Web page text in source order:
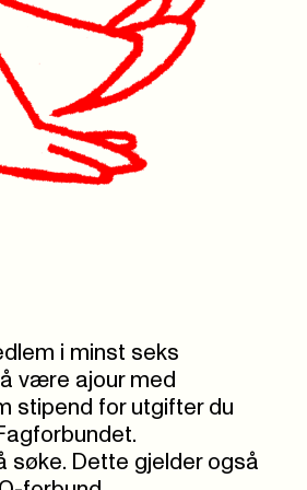
i minst seks
være ajour med
stipend for utgifter du
søke. Dette gjelder også